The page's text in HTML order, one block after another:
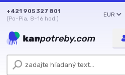
EUR
+421 905 327 801
(Po-Pia, 8-16 hod.)